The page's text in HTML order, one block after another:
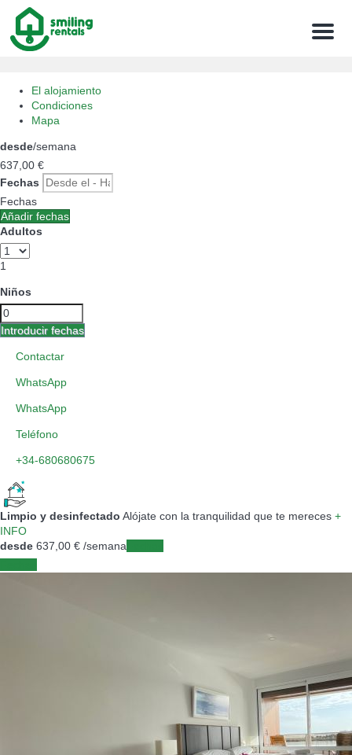
Menu
El alojamiento
Condiciones
Mapa
desde/semana
637, 00 €
Fechas
Fechas
Añadir fechas
Adultos
1
Niños
Introducir fechas
Contactar
WhatsApp
WhatsApp
Teléfono
+34-680680675
Limpio y desinfectado Alójate con la tranquilidad que te mereces +
INFO
desde 637, 00 € /semana